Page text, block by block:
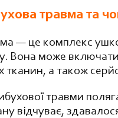
травма та
— це комплекс
Вона може
тканин, а також
травми
відчуває,